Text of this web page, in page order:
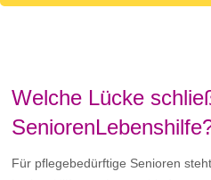
Welche Lücke
Für pflegebedürftige Senioren